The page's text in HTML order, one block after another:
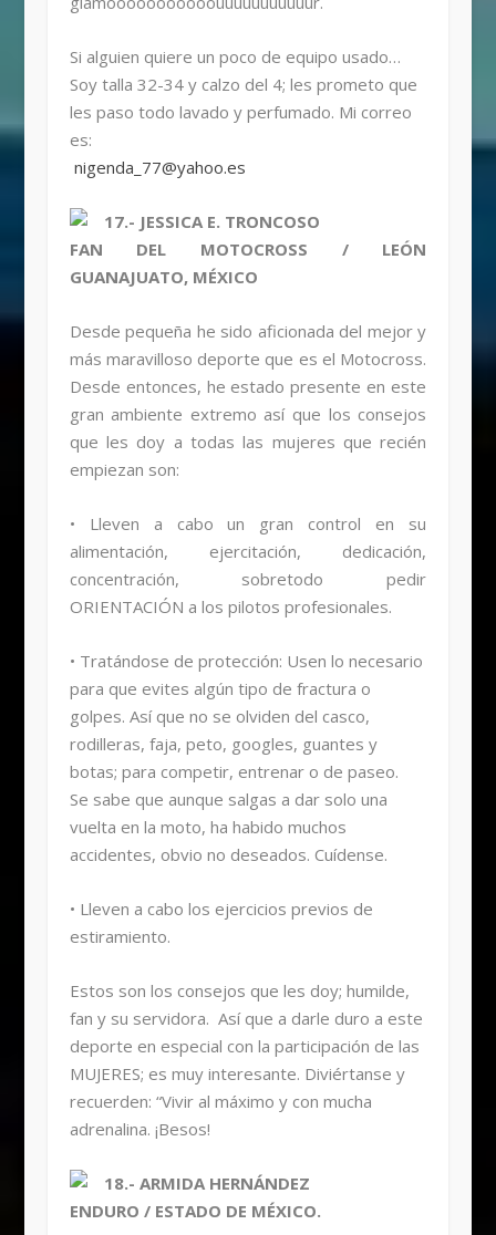
Si alguien quiere un poco de equipo usado…
Soy talla 32-34 y calzo del 4; les prometo que
les paso todo lavado y perfumado. Mi correo
es:
nigenda_77@yahoo.es
17.- JESSICA E. TRONCOSO
FAN DEL MOTOCROSS / LEÓN
GUANAJUATO, MÉXICO
Desde pequeña he sido aficionada del mejor y
más maravilloso deporte que es el Motocross.
Desde entonces, he estado presente en este
gran ambiente extremo así que los consejos
que les doy a todas las mujeres que recién
empiezan son:
• Lleven a cabo un gran control en su
alimentación, ejercitación, dedicación,
concentración, sobretodo pedir
ORIENTACIÓN a los pilotos profesionales.
• Tratándose de protección: Usen lo necesario
para que evites algún tipo de fractura o
golpes. Así que no se olviden del casco,
rodilleras, faja, peto, googles, guantes y
botas; para competir, entrenar o de paseo.
Se sabe que aunque salgas a dar solo una
vuelta en la moto, ha habido muchos
accidentes, obvio no deseados. Cuídense.
• Lleven a cabo los ejercicios previos de
estiramiento.
Estos son los consejos que les doy; humilde,
fan y su servidora. Así que a darle duro a este
deporte en especial con la participación de las
MUJERES; es muy interesante. Diviértanse y
recuerden: “Vivir al máximo y con mucha
adrenalina. ¡Besos!
18.- ARMIDA HERNÁNDEZ
ENDURO / ESTADO DE MÉXICO.